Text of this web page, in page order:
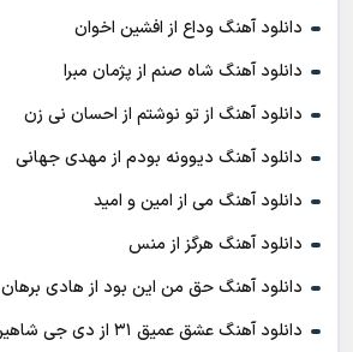
دانلود آهنگ وداع از افشين اخوان
دانلود آهنگ شاه صنم از پژمان مبرا
دانلود آهنگ از تو نوشتم از احسان نی زن
دانلود آهنگ دیوونه بودم از مهدی جهانی
دانلود آهنگ می از امین و امید
دانلود آهنگ هرگز از منس
دانلود آهنگ حق من این بود از هادی برهان
دانلود آهنگ عشق عمیق ۳۱ از دی جی شاهین